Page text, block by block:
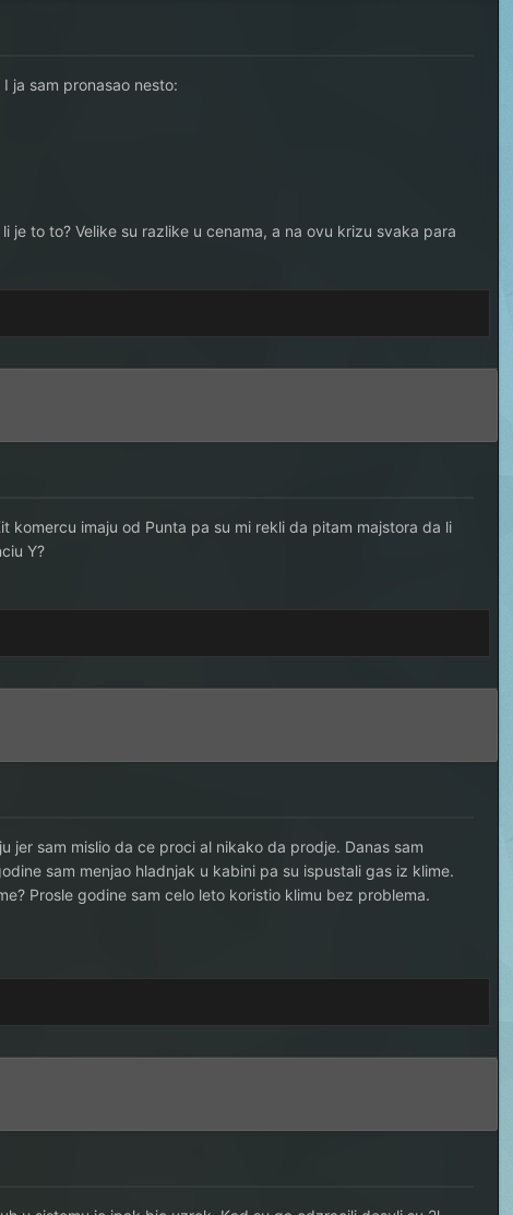
ja sam pronasao nesto:
to to? Velike su razlike u cenama, a na ovu krizu svaka para
komercu imaju od Punta pa su mi rekli da pitam majstora da li
Y?
sam mislio da ce proci al nikako da prodje. Danas sam
sam menjao hladnjak u kabini pa su ispustali gas iz klime.
Prosle godine sam celo leto koristio klimu bez problema.